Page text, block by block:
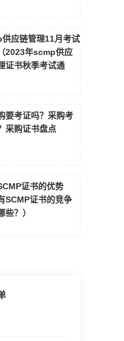
应链管理11月考试
2023年scmp供应
证书秋季考试通
要考证吗？采购考
采购证书盘点
证书的优势
SCMP证书的竞争
些？）